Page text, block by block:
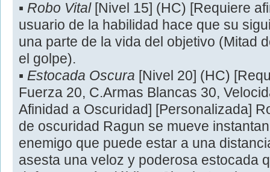
▪ Robo Vital[Nivel 15] (HC) [Requiere
usuario de la habilidad hace que su
una parte de la vida del objetivo (Mitad
el golpe).
▪ Estocada Oscura [Nivel 20] (HC)
Fuerza 20, C.Armas Blancas 30,
Afinidad a Oscuridad] [Personalizada]
de oscuridad Ragun se mueve
enemigo que puede estar a una
asesta una veloz y poderosa estocada